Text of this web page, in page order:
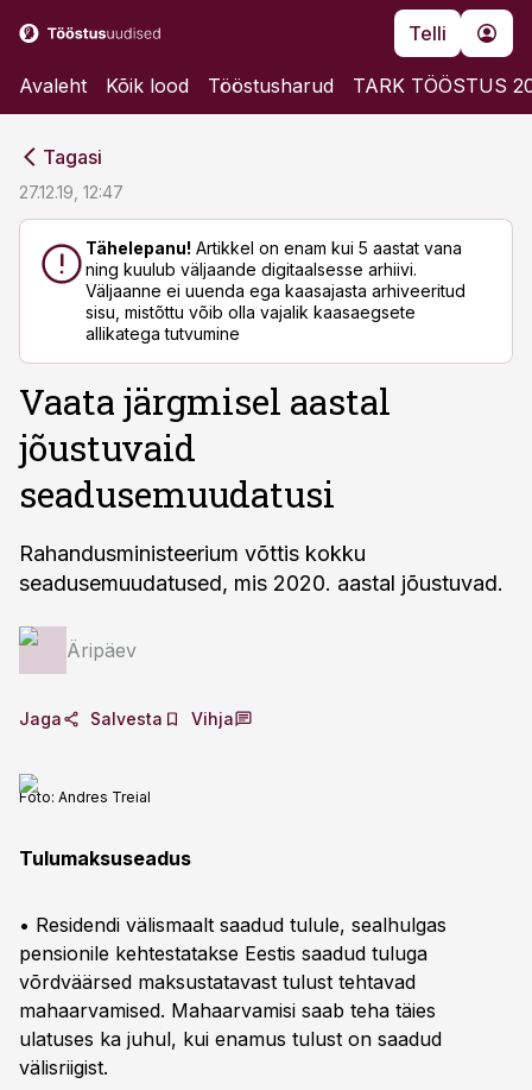
Telli
Avaleht Kõik lood Tööstusharud TARK TÖÖSTUS
Tagasi
27.12.19, 12:47
Tähelepanu! Artikkel on enam kui 5 aastat vana
ning kuulub väljaande digitaalsesse arhiivi.
Väljaanne ei uuenda ega kaasajasta arhiveeritud
sisu, mistõttu võib olla vajalik kaasaegsete
allikatega tutvumine
Vaata järgmisel aastal
jõustuvaid
seadusemuudatusi
Rahandusministeerium võttis kokku
seadusemuudatused, mis 2020. aastal jõustuvad.
Äripäev
Jaga Salvesta Vihja
Foto: Andres Treial
Tulumaksuseadus
• Residendi välismaalt saadud tulule, sealhulgas
pensionile kehtestatakse Eestis saadud tuluga
võrdväärsed maksustatavast tulust tehtavad
mahaarvamised. Mahaarvamisi saab teha täies
ulatuses ka juhul, kui enamus tulust on saadud
välisriigist.